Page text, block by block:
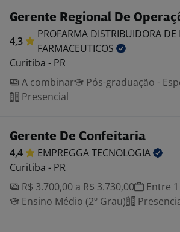
Gerente Regional De
4,3
PROFARMA DISTRIBUIDORA DE
FARMACEUTICOS
Curitiba - PR
A combinar
Pós-graduação -
Presencial
Gerente De Confeitaria
4,4 EMPREGGATECNOLOGIA
Curitiba - PR
R$ 3.700,00 a R$ 3.730,00
Entre
Ensino Médio (2º Grau)